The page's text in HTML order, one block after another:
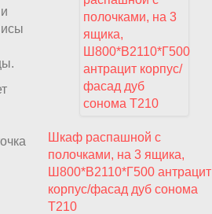
Шкаф распашной с
полочками, на 3 ящика,
Ш800*В2110*Г500 антрацит
корпус/фасад дуб сонома
T210